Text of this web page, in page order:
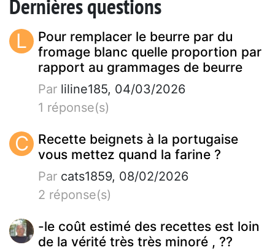
Dernières questions
L
Pour remplacer le beurre par du
fromage blanc quelle proportion par
rapport au grammages de beurre
Par liline185, 04/03/2026
1 réponse(s)
C
Recette beignets à la portugaise
vous mettez quand la farine ?
Par cats1859, 08/02/2026
2 réponse(s)
-le coût estimé des recettes est loin
de la vérité très très minoré , ??